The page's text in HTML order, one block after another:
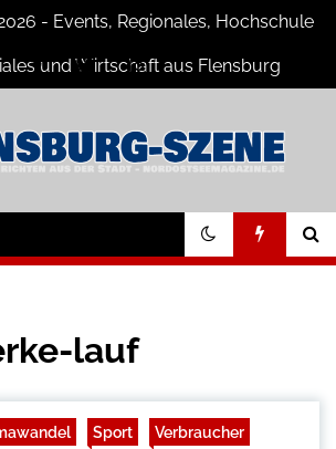
- Events, Regionales, Hochschule
und Wirtschaft aus Flensburg
Szene
für Flensburg und
lauf
Sport Verbraucher